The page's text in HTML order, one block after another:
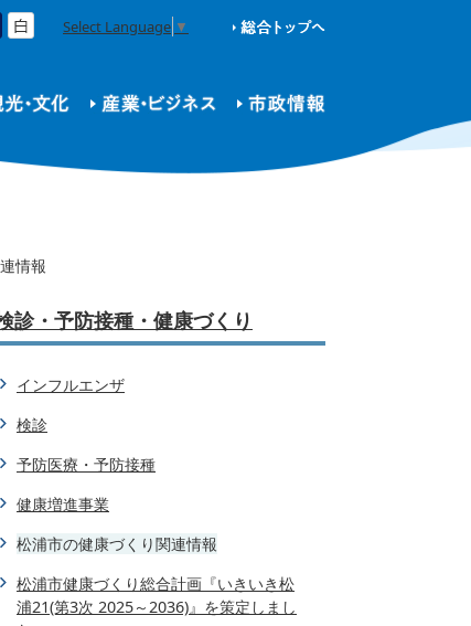
Select Language ▼
情報
診・予防接種・健康づくり
インフルエンザ
検診
予防医療・予防接種
健康増進事業
松浦市の健康づくり関連情報
松浦市健康づくり総合計画『いきいき松
浦21(第3次 2025～2036)』を策定しまし